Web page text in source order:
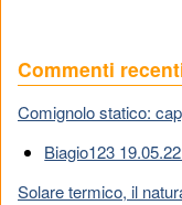
Commenti
Comignolo statico:
Biagio123
Solare termico, il